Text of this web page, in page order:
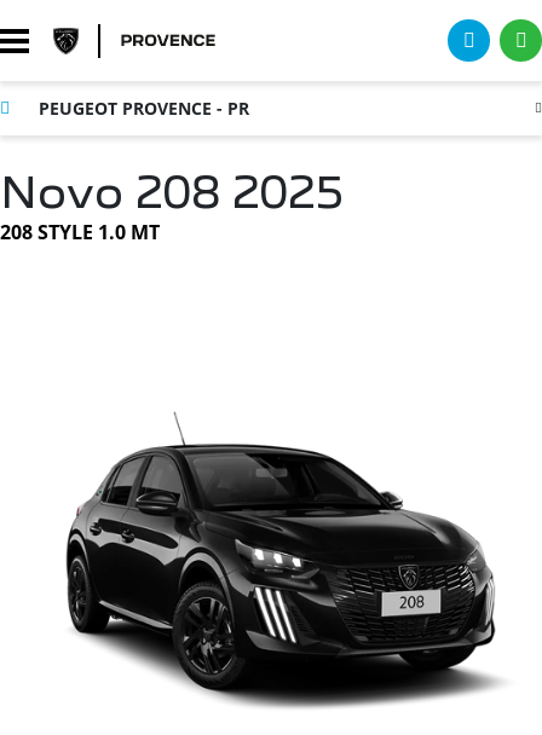
PEUGEOT PROVENCE - PR
Novo 208 2025
208 STYLE 1.0 MT